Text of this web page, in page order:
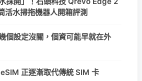
活水掃拖機器人開箱評測
個設定沒關，個資可能早就在外
正逐漸取代傳統 SIM 卡